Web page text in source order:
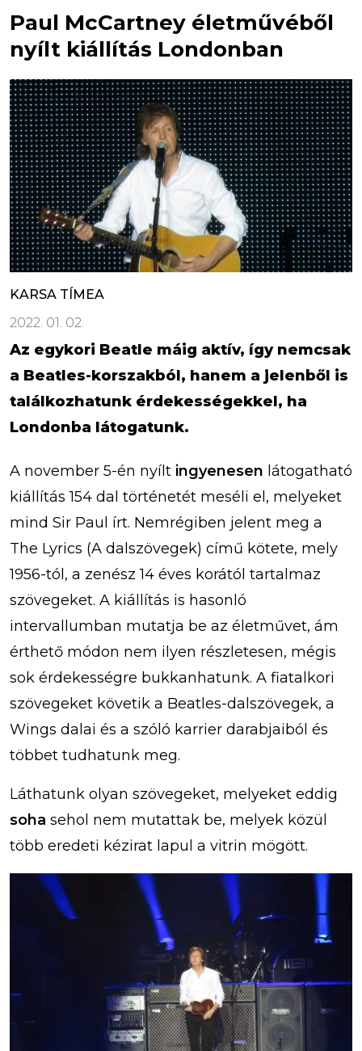
Paul McCartney életművéből
nyílt kiállítás Londonban
KARSA TÍMEA
2022. 01. 02.
Az egykori Beatle máig aktív, így nemcsak
a Beatles-korszakból, hanem a jelenből is
találkozhatunk érdekességekkel, ha
Londonba látogatunk.
A november 5-én nyílt ingyenesen látogatható
kiállítás 154 dal történetét meséli el, melyeket
mind Sir Paul írt. Nemrégiben jelent meg a
The Lyrics (A dalszövegek) című kötete, mely
1956-tól, a zenész 14 éves korától tartalmaz
szövegeket. A kiállítás is hasonló
intervallumban mutatja be az életművet, ám
érthető módon nem ilyen részletesen, mégis
sok érdekességre bukkanhatunk. A fiatalkori
szövegeket követik a Beatles-dalszövegek, a
Wings dalai és a szóló karrier darabjaiból és
többet tudhatunk meg.
Láthatunk olyan szövegeket, melyeket eddig
soha sehol nem mutattak be, melyek közül
több eredeti kézirat lapul a vitrin mögött.